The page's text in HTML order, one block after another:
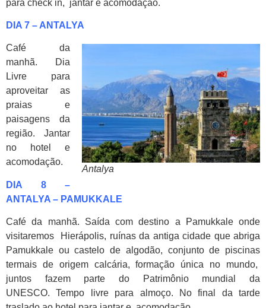
para check in, jantar e acomodação.
DIA 7 – ANTALYA
Antalya
Café da
manhã. Dia
Livre para
aproveitar as
praias e
paisagens da
região. Jantar
no hotel e
acomodação.
DIA 8 –
ANTALYA – PAMUKKALE
Café da manhã. Saída com destino a Pamukkale onde
visitaremos Hierápolis, ruínas da antiga cidade que abriga
Pamukkale ou castelo de algodão, conjunto de piscinas
termais de origem calcária, formação única no mundo,
juntos fazem parte do Patrimônio mundial da
UNESCO. Tempo livre para almoço. No final da tarde